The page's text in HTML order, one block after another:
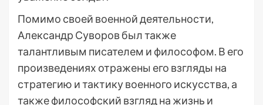
Помимо своей военной деятельности,
Александр Суворов был также
талантливым писателем и философом. В его
произведениях отражены его взгляды на
стратегию и тактику военного искусства, а
также философский взгляд на жизнь и